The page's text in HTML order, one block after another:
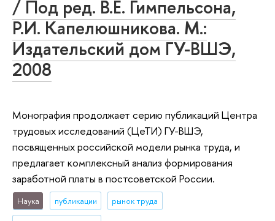
/ Под ред. В.Е. Гимпельсона,
Р.И. Капелюшникова. М.:
Издательский дом ГУ-ВШЭ,
2008
Монография продолжает серию публикаций Центра
трудовых исследований (ЦеТИ) ГУ-ВШЭ,
посвященных российской модели рынка труда, и
предлагает комплексный анализ формирования
заработной платы в постсоветской России.
Наука публикации рынок труда